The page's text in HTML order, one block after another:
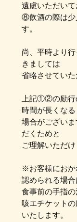
遠慮いただいて
⑧飲酒の際は少
す。
尚、平時より
きましては
省略させていた
上記①②の励行
時間が長くなる
場合がござい
だくためと
ご理解いただ
※お客様におか
認められる場
食事前の手指の
咳エチケット
いたします。